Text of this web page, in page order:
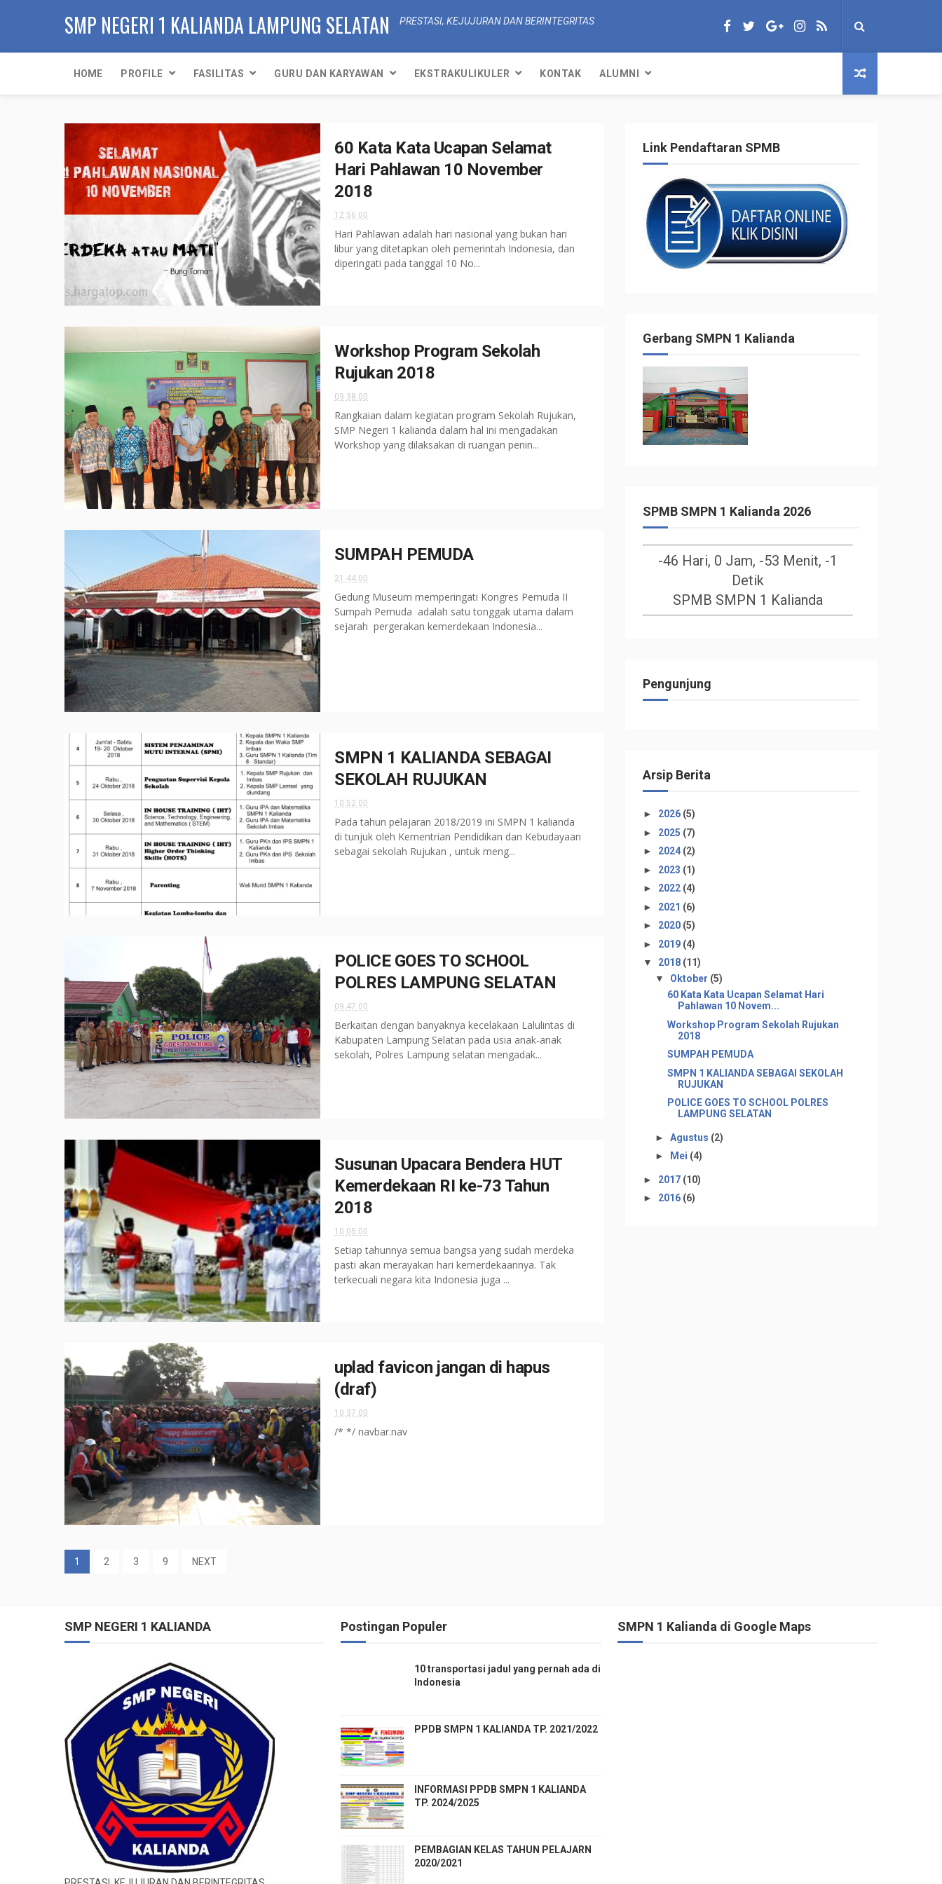
SMP NEGERI 1 KALIANDA LAMPUNG SELATAN PRESTASI, KEJUJURAN DAN BERINTEGRITAS
HOME PROFILE FASILITAS GURU DAN KARYAWAN EKSTRAKULIKULER KONTAK ALUMNI
60 Kata Kata Ucapan Selamat
Hari Pahlawan 10 November
2018
12.56.00
Hari Pahlawan adalah hari nasional yang bukan hari
libur yang ditetapkan oleh pemerintah Indonesia, dan
diperingati pada tanggal 10 No...
Workshop Program Sekolah
Rujukan 2018
09.38.00
Rangkaian dalam kegiatan program Sekolah Rujukan,
SMP Negeri 1 kalianda dalam hal ini mengadakan
Workshop yang dilaksakan di ruangan penin...
SUMPAH PEMUDA
21.44.00
Gedung Museum memperingati Kongres Pemuda II
Sumpah Pemuda adalah satu tonggak utama dalam
sejarah pergerakan kemerdekaan Indonesia...
SMPN 1 KALIANDA SEBAGAI
SEKOLAH RUJUKAN
10.52.00
Pada tahun pelajaran 2018/2019 ini SMPN 1 kalianda
di tunjuk oleh Kementrian Pendidikan dan Kebudayaan
sebagai sekolah Rujukan , untuk meng...
POLICE GOES TO SCHOOL
POLRES LAMPUNG SELATAN
09.47.00
Berkaitan dengan banyaknya kecelakaan Lalulintas di
Kabupaten Lampung Selatan pada usia anak-anak
sekolah, Polres Lampung selatan mengadak...
Susunan Upacara Bendera HUT
Kemerdekaan RI ke-73 Tahun
2018
10.05.00
Setiap tahunnya semua bangsa yang sudah merdeka
pasti akan merayakan hari kemerdekaannya. Tak
terkecuali negara kita Indonesia juga ...
uplad favicon jangan di hapus
(draf)
10.37.00
/* */ navbar.nav
1 2 3 9 NEXT
Link Pendaftaran SPMB
Gerbang SMPN 1 Kalianda
SPMB SMPN 1 Kalianda 2026
-46 Hari, 0 Jam, -53 Menit, -2
Detik
SPMB SMPN 1 Kalianda
Pengunjung
Arsip Berita
► 2026 (5)
► 2025 (7)
► 2024 (2)
► 2023 (1)
► 2022 (4)
► 2021 (6)
► 2020 (5)
► 2019 (4)
▼ 2018 (11)
▼ Oktober (5)
60 Kata Kata Ucapan Selamat Hari
Pahlawan 10 Novem...
Workshop Program Sekolah Rujukan
2018
SUMPAH PEMUDA
SMPN 1 KALIANDA SEBAGAI SEKOLAH
RUJUKAN
POLICE GOES TO SCHOOL POLRES
LAMPUNG SELATAN
► Agustus (2)
►
Mei (4)
► 2017 (10)
► 2016 (6)
SMP NEGERI 1 KALIANDA Postingan Populer
10 transportasi jadul yang pernah ada di
Indonesia
PPDB SMPN 1 KALIANDA TP. 2021/2022
INFORMASI PPDB SMPN 1 KALIANDA
TP. 2024/2025
PEMBAGIAN KELAS TAHUN PELAJARN
2020/2021
SMPN 1 Kalianda di Google Maps